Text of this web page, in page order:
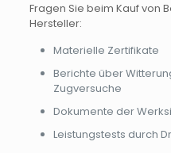
Fragen Sie beim Kauf von
Hersteller:
Materielle Zertifikate
Berichte über
Zugversuche
Dokumente der
Leistungstests durch